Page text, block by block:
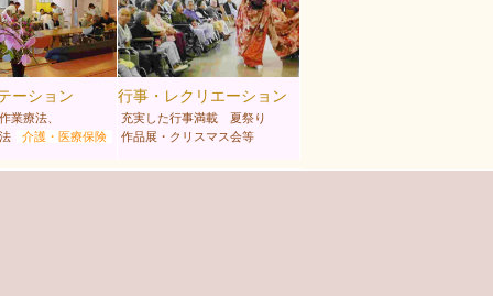
ーション
業療法、
介護・医療保険
行事・レクリエーション
充実した行事満載 夏祭り
作品展・クリスマス会等